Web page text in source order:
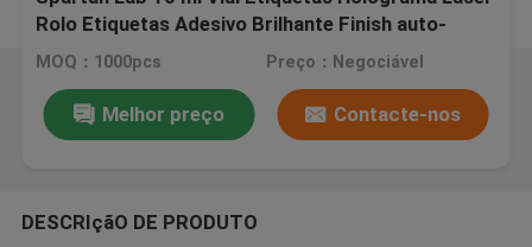
Rolo Etiquetas Adesivo Brilhante Finish auto-
adesivos
MOQ：1000pcs Preço：Negociável
Melhor preço Contacte-nos
DESCRIçãO DE PRODUTO